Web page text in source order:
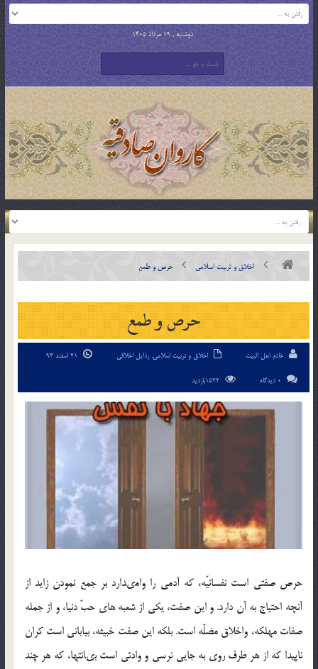
دوشنبه , 19 مرداد 1405
اخلاق و تربیت اسلامی حرص و طمع
حرص و طمع
خادم اهل البیت اخلاق و تربیت اسلامی,رذایل اخلاقی
0 دیدگاه
حرص صفتى است نفسانيّه، كه آدمى را وامى‏دارد بر جمع نمودن زايد از
آنچه احتياج به آن دارد. و اين صفت، يكى از شعبه هاي حبّ دنيا، و از جمله
صفات مهلكه، واخلاق مضلّه است. بلكه اين صفت خبيثه، بيابانى است كران
ناپيدا كه از هر طرف روى به جايى نرسى و وادئى است بى‏انتها، كه هر چند